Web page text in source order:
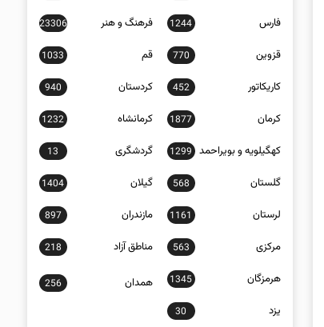
فارس 1244 فرهنگ و هنر 23306
قزوین 770 قم 1033
کاریکاتور 452 کردستان 940
کرمان 1877 کرمانشاه 1232
کهگیلویه و بویراحمد 1299 گردشگری 13
گلستان 568 گیلان 1404
لرستان 1161 مازندران 897
مرکزی 563 مناطق آزاد 218
هرمزگان 1345 همدان 256
یزد 30